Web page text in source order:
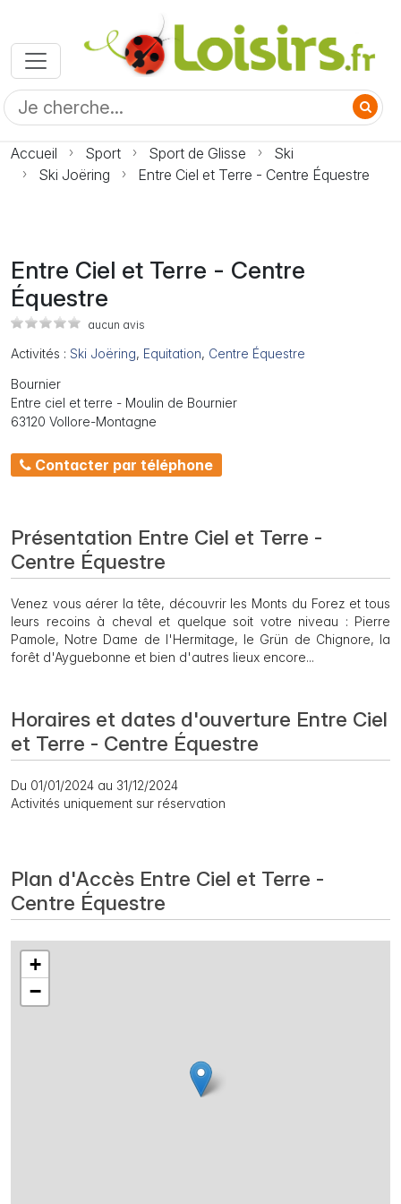
Accueil Sport Sport de Glisse
Ski
Ski Joëring
Entre Ciel et Terre - Centre Équestre
Entre Ciel et Terre - Centre
Équestre
aucun avis
Activités : Ski Joëring, Equitation, Centre Équestre
Bournier
Entre ciel et terre - Moulin de Bournier
63120 Vollore-Montagne
Contacter par téléphone
Présentation Entre Ciel et Terre -
Centre Équestre
Venez vous aérer la tête, découvrir les Monts du Forez et tous
leurs recoins à cheval et quelque soit votre niveau : Pierre
Pamole, Notre Dame de l'Hermitage, le Grün de Chignore, la
forêt d'Ayguebonne et bien d'autres lieux encore...
Horaires et dates d'ouverture Entre Ciel
et Terre - Centre Équestre
Du 01/01/2024 au 31/12/2024
Activités uniquement sur réservation
Plan d'Accès Entre Ciel et Terre -
Centre Équestre
+
−